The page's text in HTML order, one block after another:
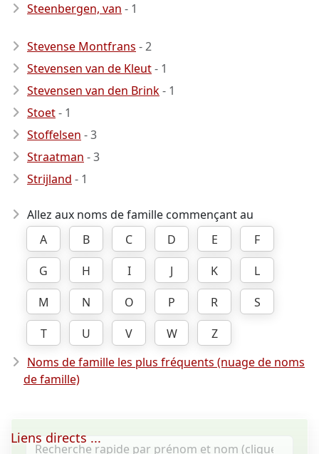
Steenbergen, van - 1
Stevense Montfrans - 2
Stevensen van de Kleut- 1
Stevensen van den Brink- 1
Stoet- 1
Stoffelsen - 3
Straatman - 3
Strijland - 1
Allez aux noms de famille commençant au
A
B C D E
F
G
H I J K
L
M
N O P R
S
T
U V W
Z
Noms de famille les plus fréquents (nuage de noms
de famille)
Liens directs ...